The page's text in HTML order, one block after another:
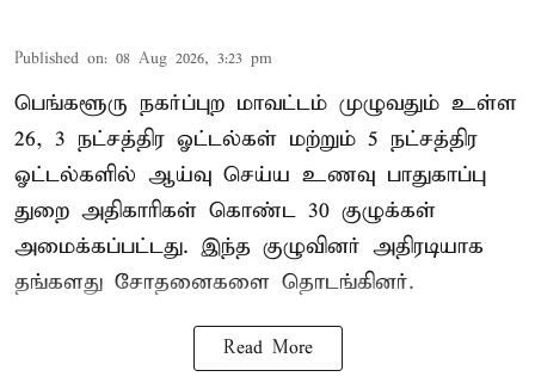
Published on: 08 Aug 2026, 3:23 pm
பெங்களூரு நகர்ப்புற மாவட்டம் முழுவதும் உள்ள
26, 3 நட்சத்திர ஓட்டல்கள் மற்றும் 5 நட்சத்திர
ஓட்டல்களில் ஆய்வு செய்ய உணவு பாதுகாப்பு
துறை அதிகாரிகள் கொண்ட 30 குழுக்கள்
அமைக்கப்பட்டது. இந்த குழுவினர் அதிரடியாக
தங்களது சோதனைகளை தொடங்கினர்.
Read More